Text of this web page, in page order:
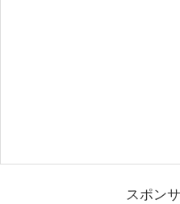
スポン